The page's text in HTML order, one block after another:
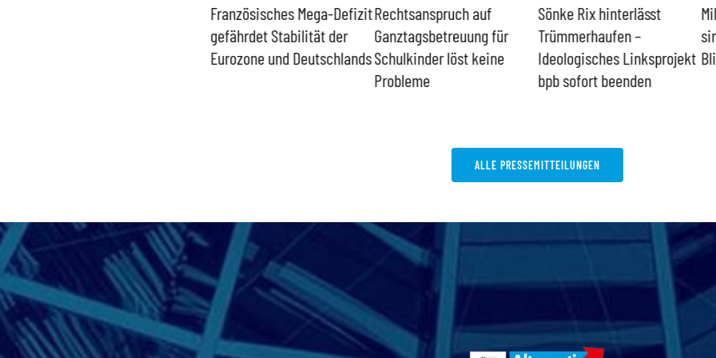
Französisches Mega-Defizit
gefährdet Stabilität der
Eurozone und Deutschlands
Rechtsanspruch auf
Ganztagsbetreuung für
Schulkinder löst keine
Probleme
Sönke Rix hinterlässt
Trümmerhaufen –
Ideologisches Linksprojekt
bpb sofort beenden
ALLE PRESSEMITTEILUNGEN